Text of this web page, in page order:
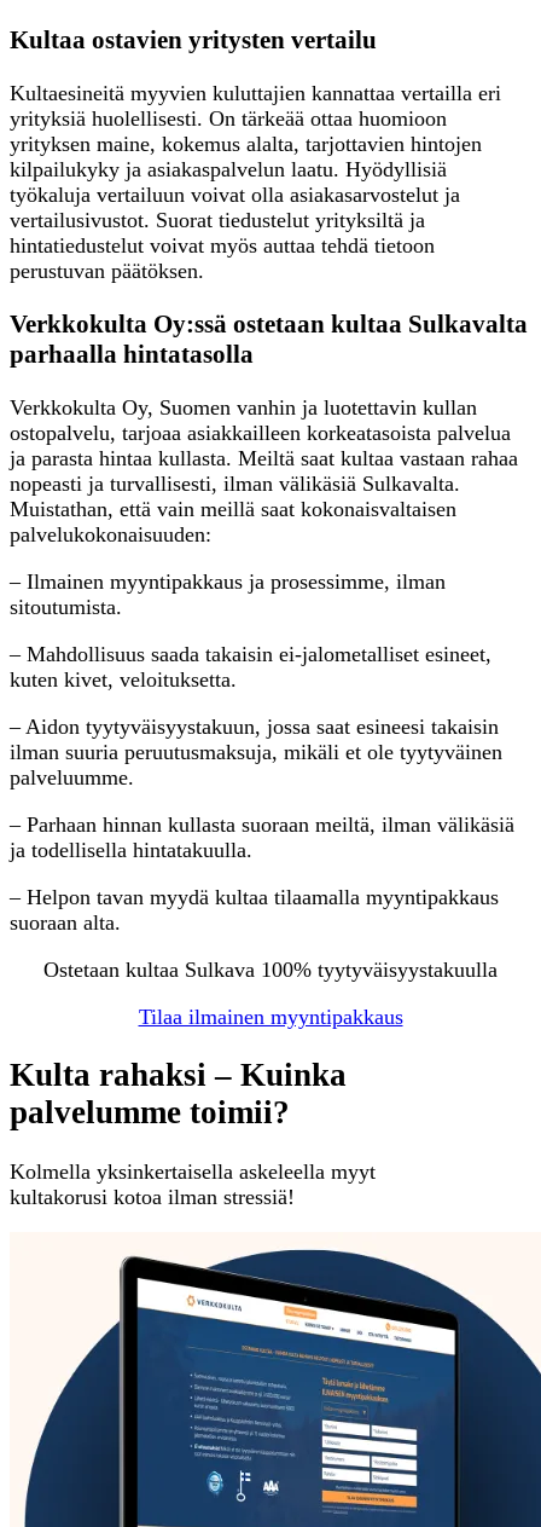
Kultaa ostavien yritysten vertailu
Kultaesineitä myyvien kuluttajien kannattaa vertailla eri
yrityksiä huolellisesti. On tärkeää ottaa huomioon
yrityksen maine, kokemus alalta, tarjottavien hintojen
kilpailukyky ja asiakaspalvelun laatu. Hyödyllisiä
työkaluja vertailuun voivat olla asiakasarvostelut ja
vertailusivustot. Suorat tiedustelut yrityksiltä ja
hintatiedustelut voivat myös auttaa tehdä tietoon
perustuvan päätöksen.
Verkkokulta Oy:ssä ostetaan kultaa Sulkavalta
parhaalla hintatasolla
Verkkokulta Oy, Suomen vanhin ja luotettavin kullan
ostopalvelu, tarjoaa asiakkailleen korkeatasoista palvelua
ja parasta hintaa kullasta. Meiltä saat kultaa vastaan rahaa
nopeasti ja turvallisesti, ilman välikäsiä Sulkavalta.
Muistathan, että vain meillä saat kokonaisvaltaisen
palvelukokonaisuuden:
– Ilmainen myyntipakkaus ja prosessimme, ilman
sitoutumista.
– Mahdollisuus saada takaisin ei-jalometalliset esineet,
kuten kivet, veloituksetta.
– Aidon tyytyväisyystakuun, jossa saat esineesi takaisin
ilman suuria peruutusmaksuja, mikäli et ole tyytyväinen
palveluumme.
– Parhaan hinnan kullasta suoraan meiltä, ilman välikäsiä
ja todellisella hintatakuulla.
– Helpon tavan myydä kultaa tilaamalla myyntipakkaus
suoraan alta.
Ostetaan kultaa Sulkava 100% tyytyväisyystakuulla
Tilaa ilmainen myyntipakkaus
Kulta rahaksi – Kuinka
palvelumme toimii?
Kolmella yksinkertaisella askeleella myyt
kultakorusi kotoa ilman stressiä!